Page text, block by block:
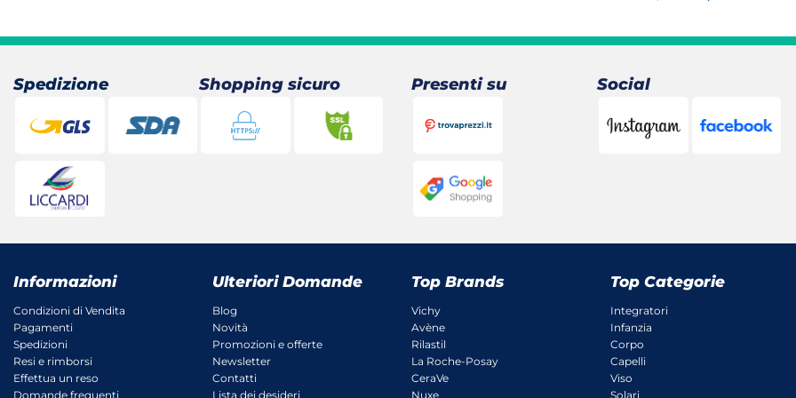
prezzo
21,90 €.15,96 €.
Spedizione Shopping sicuro Presenti su Social
Informazioni
Condizioni di Vendita
Pagamenti
Spedizioni
Resi e rimborsi
Effettua un reso
Domande frequenti
Ulteriori Domande
Blog
Novità
Promozioni e offerte
Newsletter
Contatti
Lista dei desideri
Top Brands
Vichy
Avène
Rilastil
La Roche-Posay
CeraVe
Nuxe
Top Categorie
Integratori
Infanzia
Corpo
Capelli
Viso
Solari